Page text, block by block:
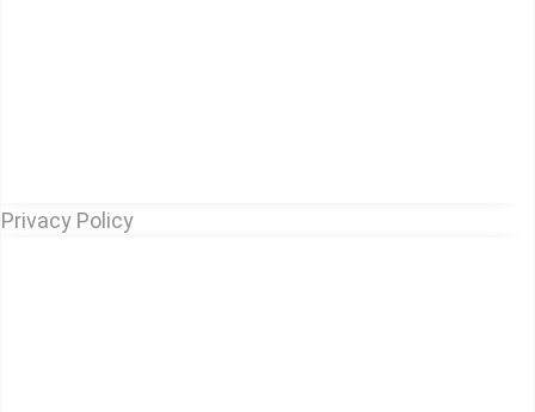
Privacy Policy